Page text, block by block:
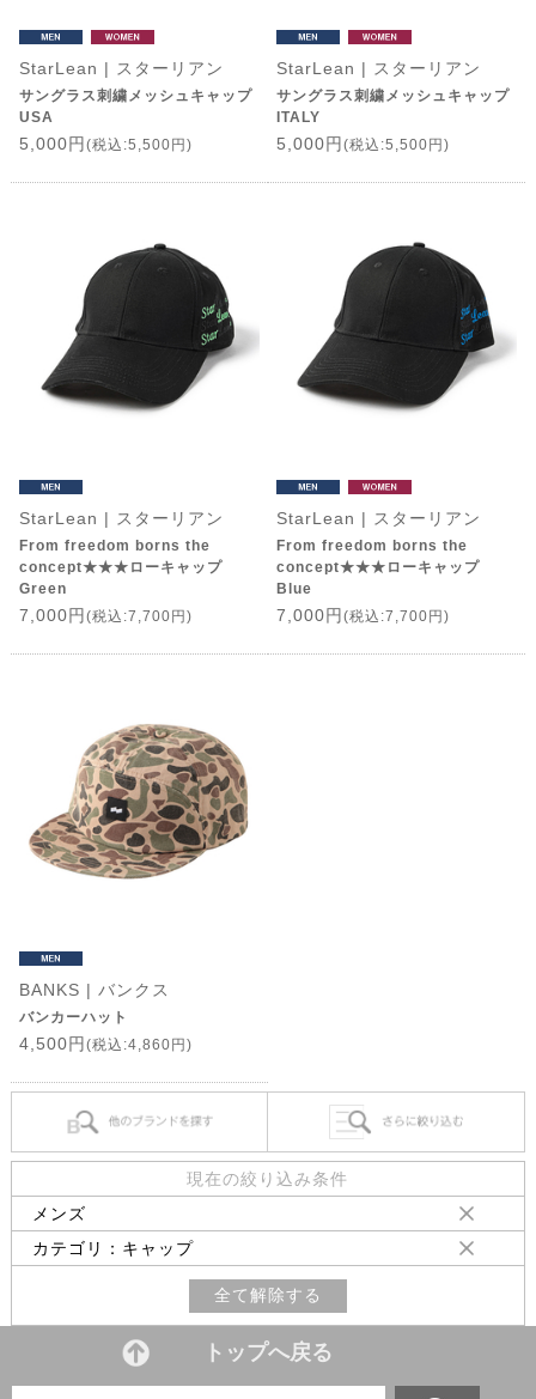
StarLean | スターリアン
サングラス刺繍メッシュキャップ
USA
5,000円 (税込:5,500円)
StarLean | スターリアン
サングラス刺繍メッシュキャップ
ITALY
5,000円 (税込:5,500円)
StarLean | スターリアン
From freedom borns the
concept★★★ローキャップ
Green
7,000円 (税込:7,700円)
StarLean | スターリアン
From freedom borns the
concept★★★ローキャップ
Blue
7,000円 (税込:7,700円)
BANKS | バンクス
バンカーハット
4,500円 (税込:4,860円)
現在の絞り込み条件
メンズ
カテゴリ：キャップ
全て解除する
トップへ戻る